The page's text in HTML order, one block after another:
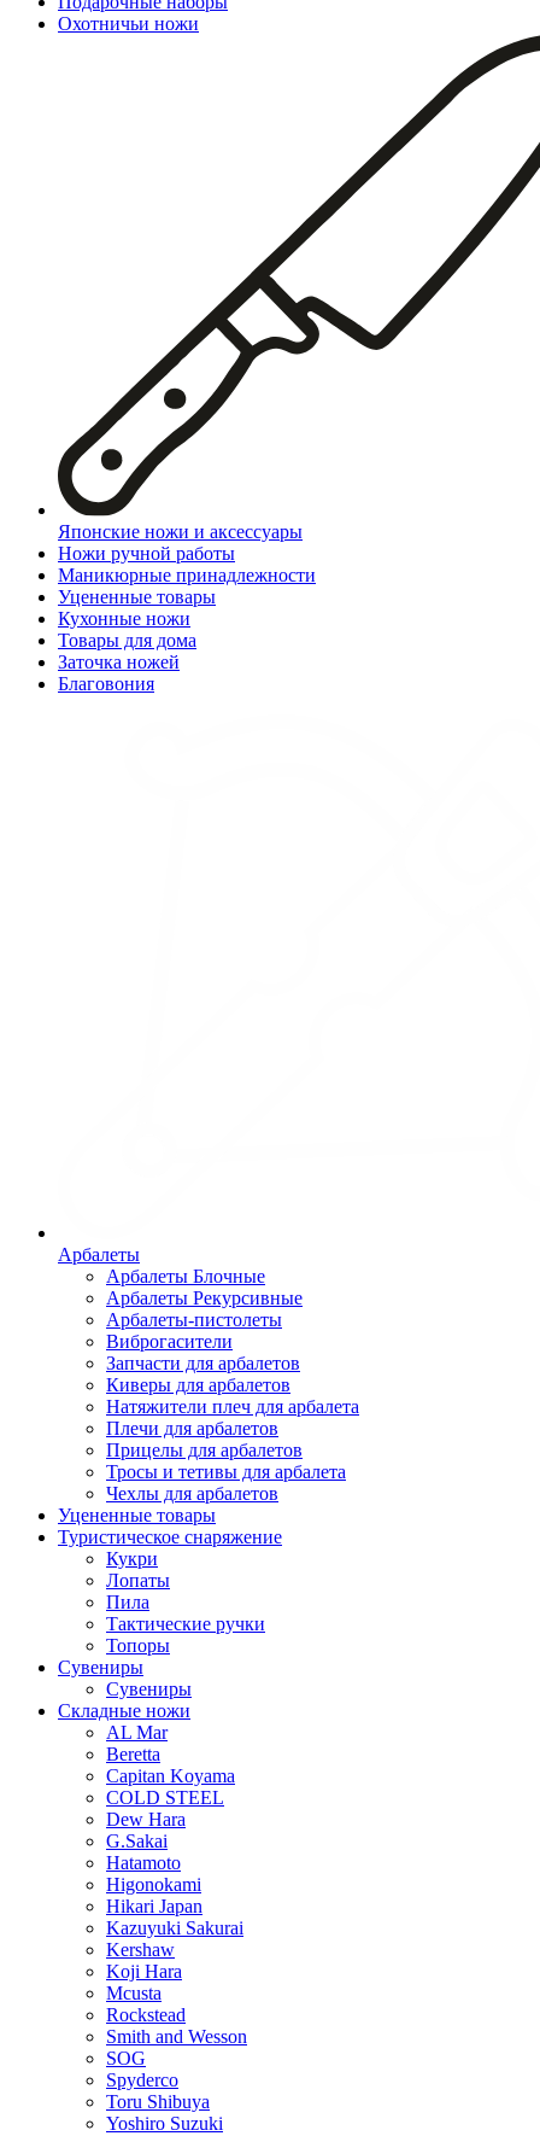
Охотничьи ножи
Японские ножи и аксессуары
Ножи ручной работы
Маникюрные принадлежности
Уцененные товары
Кухонные ножи
Товары для дома
Заточка ножей
Благовония
Арбалеты
Арбалеты Блочные
Арбалеты Рекурсивные
Арбалеты-пистолеты
Виброгасители
Запчасти для арбалетов
Киверы для арбалетов
Натяжители плеч для арбалета
Плечи для арбалетов
Прицелы для арбалетов
Тросы и тетивы для арбалета
Чехлы для арбалетов
Уцененные товары
Туристическое снаряжение
Кукри
Лопаты
Пила
Тактические ручки
Топоры
Сувениры
Сувениры
Складные ножи
AL Mar
Beretta
Capitan Koyama
COLD STEEL
Dew Hara
G.Sakai
Hatamoto
Higonokami
Hikari Japan
Kazuyuki Sakurai
Kershaw
Koji Hara
Mcusta
Rockstead
Smith and Wesson
SOG
Spyderco
Toru Shibuya
Yoshiro Suzuki